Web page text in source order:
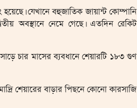
যেখানে বহুজাতিক জায়ান্ট কোম্পানি
অবস্থানে নেমে গেছে। এতদিন রেকিট
চার মাসের ব্যবধানে শেয়ারটি ১৮৩ গুণ
শেয়ারের বাড়ার পিছনে কোনো কারসাজি